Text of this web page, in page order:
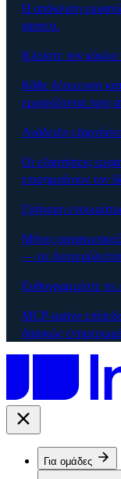
Η απόκλιση
steerco.
Κλείστε τον
Κάθε δέσμευση
εμφανίζονται πριν
Ανάδειξη
Οι εξαρτήσεις
επισημαίνουν τον
Γρήγορη
Μήνες
— σε
Ευθυγραμμίστε το
MCP-native
διαρκώς
Για ομάδες